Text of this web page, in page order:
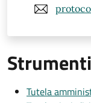
Tutela